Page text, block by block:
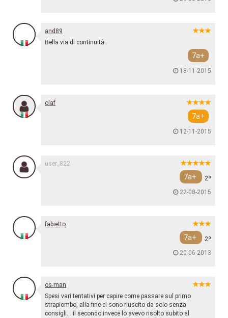
and89
Bella via di continuità..
7a+
18-11-2015
olaf
7a+
12-11-2015
user_822
7a+
2º
22-08-2015
fabietto
7a+
2º
20-06-2013
os-man
Spesi vari tentativi per capire come passare sul primo
strapiombo, alla fine ci sono riuscito da solo senza
consigli... il secondo invece lo avevo risolto subito al